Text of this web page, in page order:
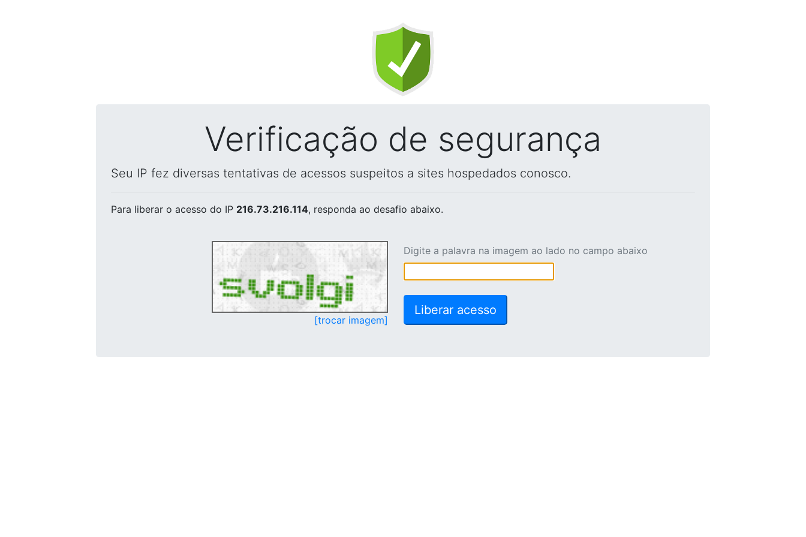
Verificação de segurança
Seu IP fez diversas tentativas de acessos suspeitos a sites hospedados conosco.
Para liberar o acesso do IP 216.73.216.114, responda ao desafio abaixo.
[trocar imagem]
Digite a palavra na imagem ao lado no campo abaixo